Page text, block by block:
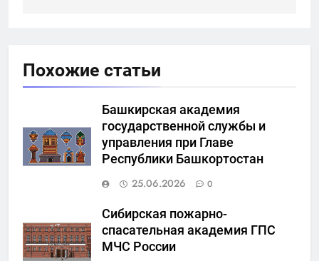
Похожие статьи
Башкирская академия
государственной службы и
управления при Главе
Республики Башкортостан
25.06.2026
0
Сибирская пожарно-
спасательная академия ГПС
МЧС России